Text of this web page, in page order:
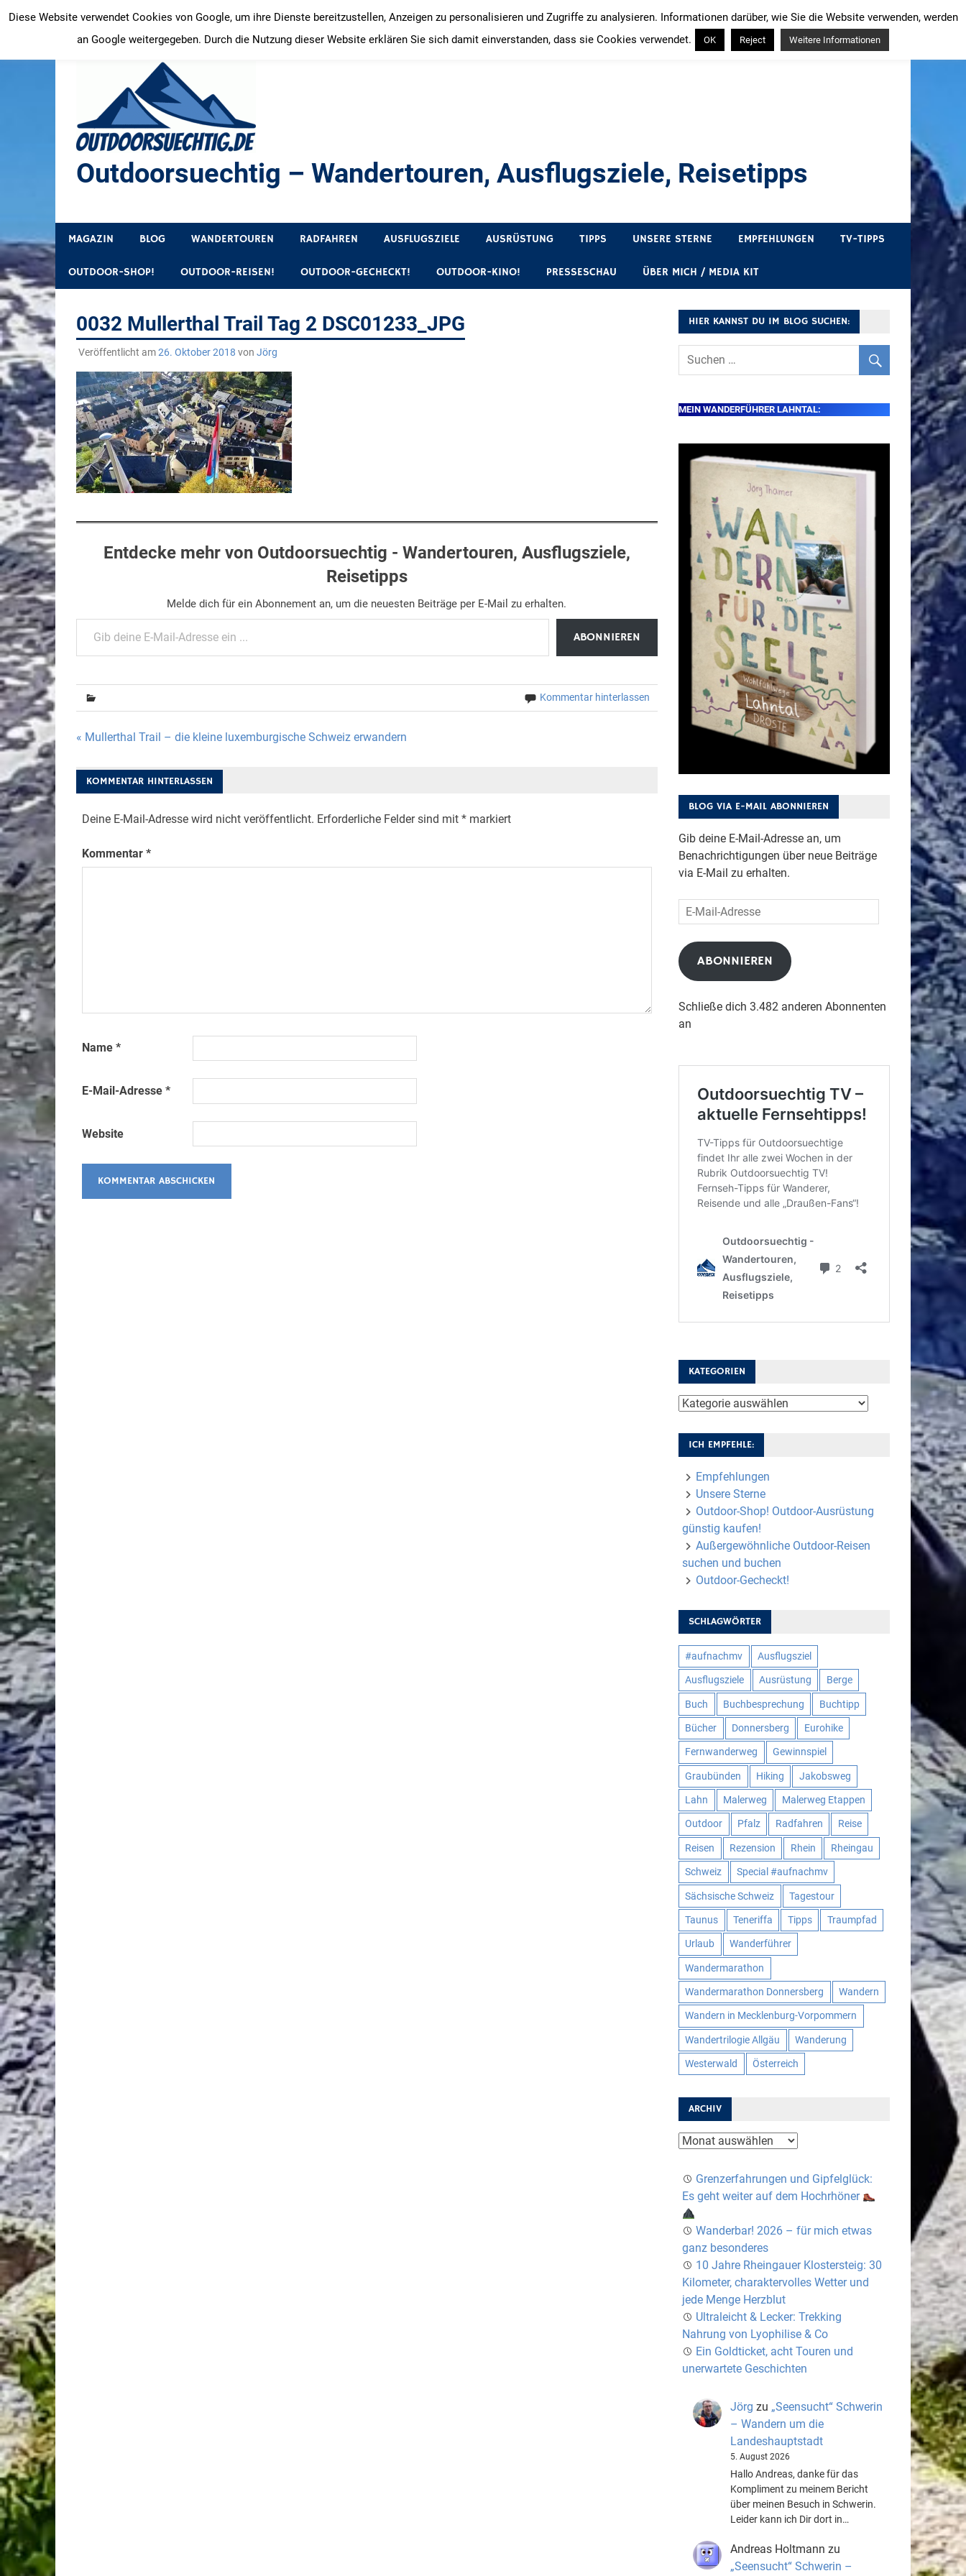
Inhalt
springen
Outdoorsuechtig – Wandertouren, Ausflugsziele, Reisetipps
MAGAZIN BLOG WANDERTOUREN RADFAHREN AUSFLUGSZIELE AUSRÜSTUNG TIPPS UNSERE STERNE EMPFEHLUNGEN TV-TIPPS
OUTDOOR-SHOP! OUTDOOR-REISEN! OUTDOOR-GECHECKT! OUTDOOR-KINO! PRESSESCHAU ÜBER MICH / MEDIA KIT
0032 Mullerthal Trail Tag 2 DSC01233_JPG
Veröffentlicht am26. Oktober 2018 von Jörg
Entdecke mehr von Outdoorsuechtig - Wandertouren, Ausflugsziele,
Reisetipps
Melde dich für ein Abonnement an, um die neuesten Beiträge per E-Mail zu erhalten.
Gib deine E-Mail-Adresse ein ...
ABONNIEREN
Kommentar hinterlassen
Beitragsnavigation
« Mullerthal Trail – die kleine luxemburgische Schweiz erwandern
KOMMENTAR HINTERLASSEN
Deine E-Mail-Adresse wird nicht veröffentlicht. Erforderliche Felder sind mit *markiert
Kommentar *
Name *
E-Mail-Adresse *
Website
HIER KANNST DU IM BLOG SUCHEN:
MEIN WANDERFÜHRER LAHNTAL:
BLOG VIA E-MAIL ABONNIEREN
Gib deine E-Mail-Adresse an, um
Benachrichtigungen über neue Beiträge
via E-Mail zu erhalten.
E-
Mail-
Adresse
ABONNIEREN
Schließe dich 3.482 anderen Abonnenten
an
KATEGORIEN
Kategorien
ICH EMPFEHLE:
Empfehlungen
Unsere Sterne
Outdoor-Shop! Outdoor-Ausrüstung
günstig kaufen!
Außergewöhnliche Outdoor-Reisen
suchen und buchen
Outdoor-Gecheckt!
SCHLAGWÖRTER
#aufnachmv Ausflugsziel
Ausflugsziele Ausrüstung Berge
Buch Buchbesprechung Buchtipp
Bücher Donnersberg Eurohike
Fernwanderweg Gewinnspiel
Graubünden Hiking Jakobsweg
Lahn Malerweg Malerweg Etappen
Outdoor Pfalz Radfahren Reise
Reisen Rezension Rhein Rheingau
Schweiz Special #aufnachmv
Sächsische Schweiz Tagestour
Taunus Teneriffa Tipps Traumpfad
Urlaub Wanderführer
Wandermarathon
Wandermarathon Donnersberg Wandern
Wandern in Mecklenburg-Vorpommern
Wandertrilogie Allgäu Wanderung
Westerwald Österreich
ARCHIV
Archiv
Grenzerfahrungen und Gipfelglück:
Es geht weiter auf dem Hochrhöner
Wanderbar! 2026 – für mich etwas
ganz besonderes
10 Jahre Rheingauer Klostersteig: 30
Kilometer, charaktervolles Wetter und
jede Menge Herzblut
Ultraleicht & Lecker: Trekking
Nahrung von Lyophilise & Co
Ein Goldticket, acht Touren und
unerwartete Geschichten
Jörg zu „Seensucht“ Schwerin
– Wandern um die
Landeshauptstadt
5. August 2026
Hallo Andreas, danke für das
Kompliment zu meinem Bericht
über meinen Besuch in Schwerin.
Leider kann ich Dir dort in…
Andreas Holtmann zu
„Seensucht“ Schwerin –
Diese Website verwendet Cookies von Google, um ihre Dienste bereitzustellen, Anzeigen zu personalisieren und Zugriffe zu analysieren. Informationen darüber, wie Sie die Website verwenden, werden
an Google weitergegeben. Durch die Nutzung dieser Website erklären Sie sich damit einverstanden, dass sie Cookies verwendet.
OK Reject Weitere Informationen